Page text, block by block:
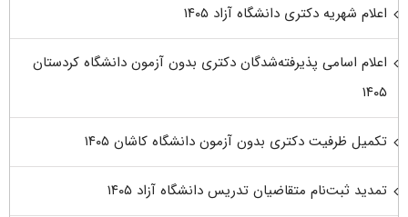
اعلام شهریه دکتری دانشگاه آزاد ۱۴۰۵
اعلام اسامی پذیرفته‌شدگان دکتری بدون آزمون دانشگاه کردستان
۱۴۰۵
تکمیل ظرفیت دکتری بدون آزمون دانشگاه کاشان ۱۴۰۵
تمدید ثبت‌نام متقاضیان تدریس دانشگاه آزاد ۱۴۰۵